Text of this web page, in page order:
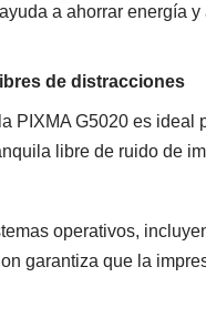
a ahorrar energía
de distracciones
PIXMA G5020 es
libre de ruido de
operativos,
garantiza que la